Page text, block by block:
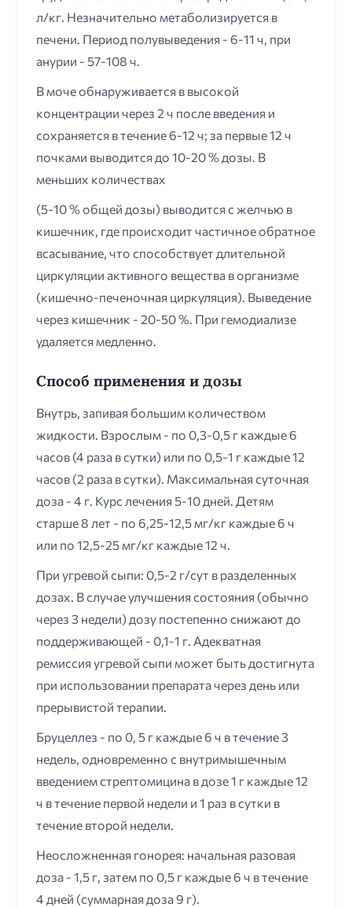
л/кг. Незначительно метаболизируется в
печени. Период полувыведения - 6-11 ч, при
анурии - 57-108 ч.
В моче обнаруживается в высокой
концентрации через 2 ч после введения и
сохраняется в течение 6-12 ч; за первые 12 ч
почками выводится до 10-20 % дозы. В
меньших количествах
(5-10 % общей дозы) выводится с желчью в
кишечник, где происходит частичное обратное
всасывание, что способствует длительной
циркуляции активного вещества в организме
(кишечно-печеночная циркуляция). Выведение
через кишечник - 20-50 %. При гемодиализе
удаляется медленно.
Способ применения и дозы
Внутрь, запивая большим количеством
жидкости. Взрослым - по 0,3-0,5 г каждые 6
часов (4 раза в сутки) или по 0,5-1 г каждые 12
часов (2 раза в сутки). Максимальная суточная
доза - 4 г. Курс лечения 5-10 дней. Детям
старше 8 лет - по 6,25-12,5 мг/кг каждые 6 ч
или по 12,5-25 мг/кг каждые 12 ч.
При угревой сыпи: 0,5-2 г/сут в разделенных
дозах. В случае улучшения состояния (обычно
через 3 недели) дозу постепенно снижают до
поддерживающей - 0,1-1 г. Адекватная
ремиссия угревой сыпи может быть достигнута
при использовании препарата через день или
прерывистой терапии.
Бруцеллез - по 0, 5 г каждые 6 ч в течение 3
недель, одновременно с внутримышечным
введением стрептомицина в дозе 1 г каждые 12
ч в течение первой недели и 1 раз в сутки в
течение второй недели.
Неосложненная гонорея: начальная разовая
доза - 1,5 г, затем по 0,5 г каждые 6 ч в течение
4 дней (суммарная доза 9 г).